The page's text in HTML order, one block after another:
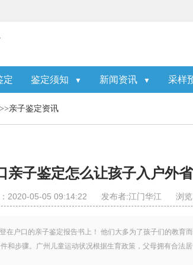
定 鉴定须知 ▼ 新闻资讯 ▼ 采样
>>亲子鉴定资讯
亲子鉴定怎么让孩子入户外
2020-05-05 09:14:22 发布者:江门华江 浏览
在户口的亲子鉴定报告书上！ 他们大多为了孩子们的教育
和步骤。广州儿童运动状况根据生育政策，父母拥有合法